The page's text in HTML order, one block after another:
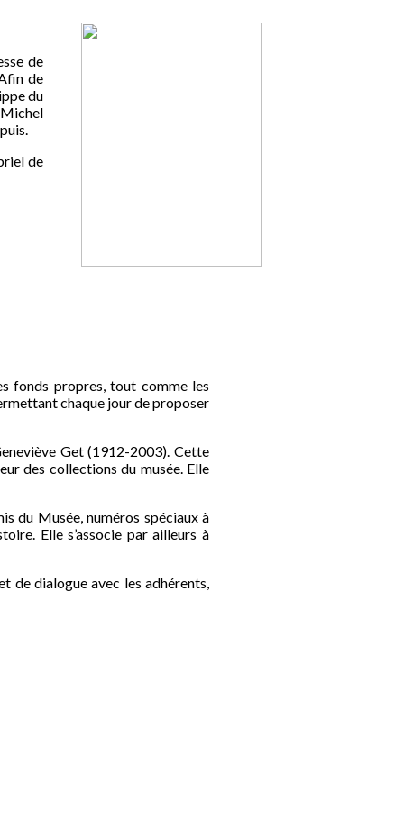
de
de
du
de
fonds propres, tout comme les
chaque jour de proposer
Get (1912-2003). Cette
des collections du musée. Elle
du Musée, numéros spéciaux à
Elle s’associe par ailleurs à
de dialogue avec les adhérents,